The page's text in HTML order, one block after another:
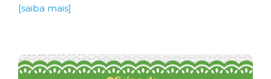
[saiba mais]